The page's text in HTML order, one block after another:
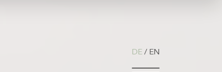
DE EN